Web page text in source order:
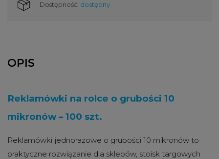
Dostępność: dostępny
OPIS
Reklamówki na rolce o grubości 10
mikronów – 100 szt.
Reklamówki jednorazowe o grubości 10 mikronów to
praktyczne rozwiązanie dla sklepów, stoisk targowych